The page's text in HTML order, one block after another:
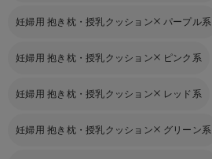
妊婦用 抱き枕・授乳クッション パープル系
妊婦用 抱き枕・授乳クッション ピンク系
妊婦用 抱き枕・授乳クッション レッド系
妊婦用 抱き枕・授乳クッション グリーン系